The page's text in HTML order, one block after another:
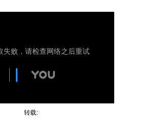
转载: